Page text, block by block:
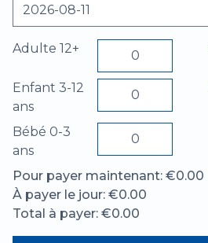
Adulte 12+
Enfant 3-12
ans
Bébé 0-3
ans
Pour payer maintenant: €0.00
À payer le jour: €0.00
Total à payer: €0.00